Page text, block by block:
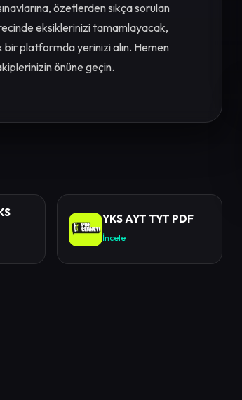
özetlerden sıkça sorulan
eksiklerinizi tamamlayacak,
platformda yerinizi alın. Hemen
önüne geçin.
YKS AYT TYT PDF
İncele